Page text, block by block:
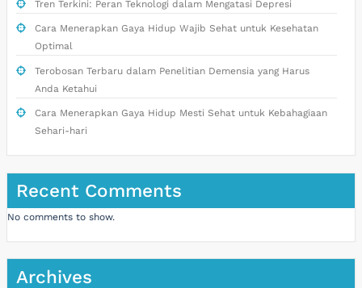
Tren Terkini: Peran Teknologi dalam Mengatasi Depresi
Cara Menerapkan Gaya Hidup Wajib Sehat untuk Kesehatan
Optimal
Terobosan Terbaru dalam Penelitian Demensia yang Harus
Anda Ketahui
Cara Menerapkan Gaya Hidup Mesti Sehat untuk Kebahagiaan
Sehari-hari
Recent Comments
No comments to show.
Archives